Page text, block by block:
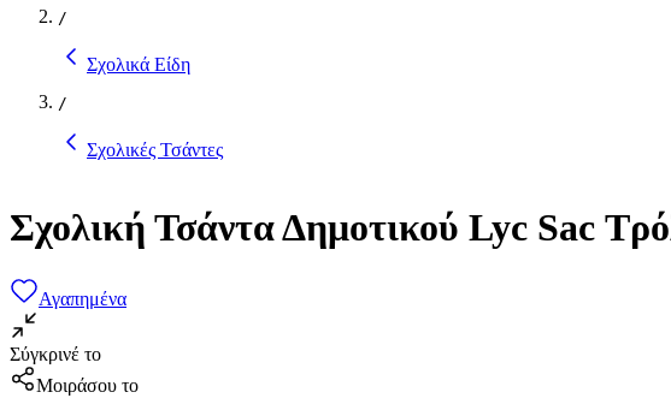
/
Σχολικά Είδη
/
Σχολικές Τσάντες
Σχολική Τσάντα Δημοτικού Lyc Sac
Αγαπημένα
Σύγκρινέ το
Μοιράσου το